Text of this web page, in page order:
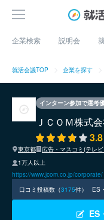
企業検索 説明会
就活会議TOP 企業を探す
インターン参加で選考
ＪＣＯＭ株式
3.8
東京都
広告・マスコミ(テレ
1万人以上
https://www.jcom.co.jp/corporate/
口コミ投稿数（3175件） ES
ES